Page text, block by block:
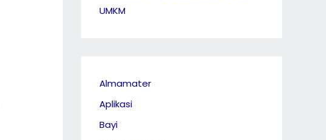
UMKM
Almamater
Aplikasi
Bayi